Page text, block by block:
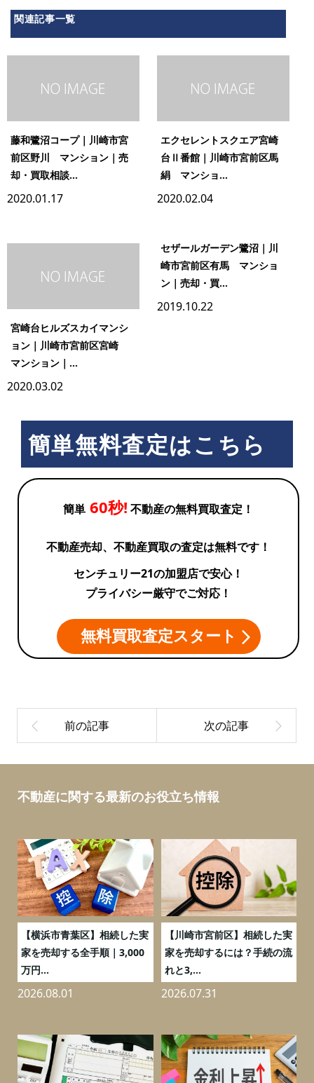
関連記事一覧
藤和鷺沼コープ｜川崎市宮
前区野川 マンション｜売
却・買取相談...
2020.01.17
エクセレントスクエア宮崎
台Ⅱ番館｜川崎市宮前区馬
絹 マンショ...
2020.02.04
宮崎台ヒルズスカイマンシ
ョン｜川崎市宮前区宮崎
マンション｜...
2020.03.02
セザールガーデン鷺沼｜川
崎市宮前区有馬 マンショ
ン｜売却・買...
2019.10.22
簡単無料査定はこちら
簡単 60秒! 不動産の無料買取査定！
不動産売却、不動産買取の査定は無料です！
センチュリー21の加盟店で安心！
プライバシー厳守でご対応！
無料買取査定スタート
不動産に関する最新のお役立ち情報
【横浜市青葉区】相続した実
家を売却する全手順｜3,000
万円...
2026.08.01
【川崎市宮前区】相続した実
家を売却するには？手続の流
れと3,...
2026.07.31